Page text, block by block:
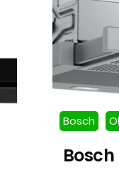
Bosch
Bosch